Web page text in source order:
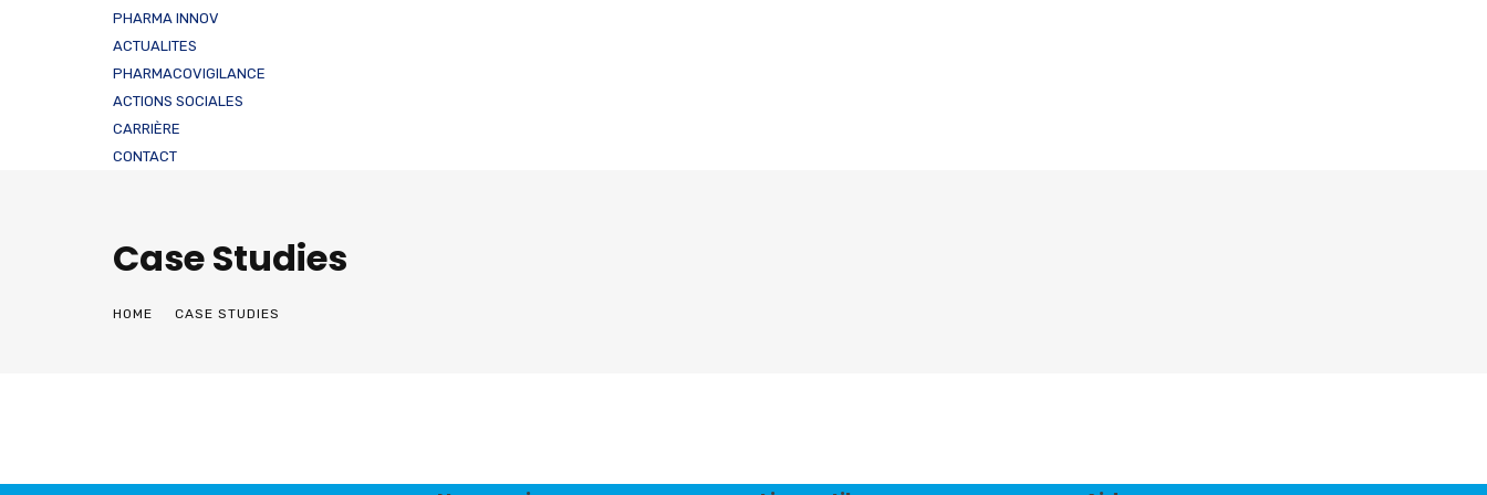
PHARMA INNOV
ACTUALITES
PHARMACOVIGILANCE
ACTIONS SOCIALES
CARRIÈRE
CONTACT
Case Studies
HOME CASE STUDIES